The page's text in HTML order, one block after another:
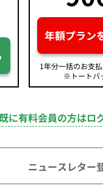
年額プラン
1年分一括のお支払
※トートバ
に有料会員の方はロ
ニュースレター